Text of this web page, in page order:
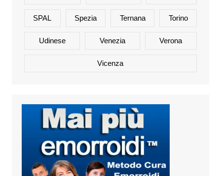
SPAL Spezia Ternana Torino
Udinese Venezia Verona
Vicenza